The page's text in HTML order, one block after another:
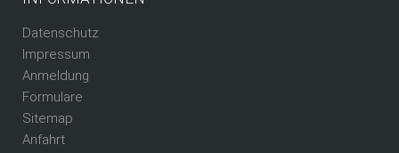
Datenschutz
Impressum
Anmeldung
Formulare
Sitemap
Anfahrt